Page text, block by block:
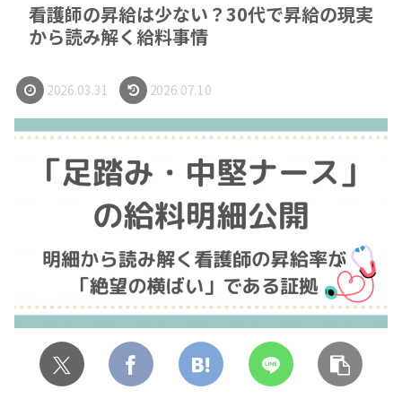
看護師の昇給は少ない？30代で昇給の現実
から読み解く給料事情
2026.03.31 2026.07.10